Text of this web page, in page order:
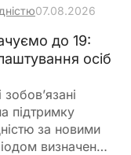
07.08.2026
до 19:
осіб
підтримку
за новими
визначено